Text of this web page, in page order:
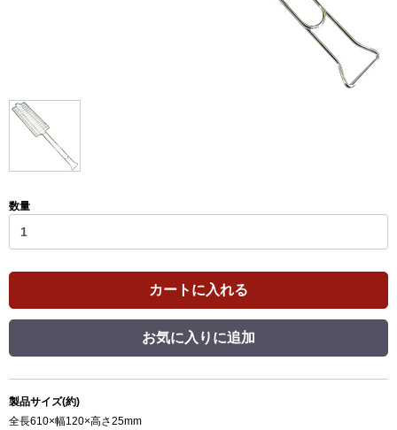
数量
カートに入れる
お気に入りに追加
製品サイズ(約)
全長610×幅120×高さ25mm